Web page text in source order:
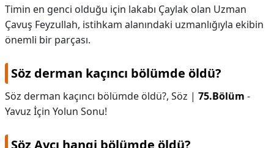
Timin en genci olduğu için lakabı Çaylak olan Uzman
Çavuş Feyzullah, istihkam alanındaki uzmanlığıyla ekibin
önemli bir parçası.
Söz derman kaçıncı bölümde öldü?
Söz derman kaçıncı bölümde öldü?, Söz | 75.Bölüm -
Yavuz İçin Yolun Sonu!
Söz Avcı hangi bölümde öldü?